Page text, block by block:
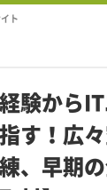
ト
験から
す！広
、早期